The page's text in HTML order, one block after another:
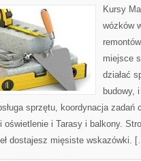
Kursy
wózków
miejsce
działać
budowy,
sprzętu, koordynacja
oświetlenie i Tarasy i balkony.
dostajesz mięsiste wskazówki.